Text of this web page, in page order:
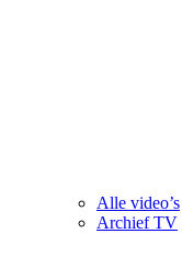
Alle video’s
Archief TV